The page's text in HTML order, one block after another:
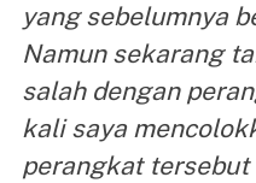
yang sebelumnya
Namun sekarang
salah dengan
kali saya
perangkat